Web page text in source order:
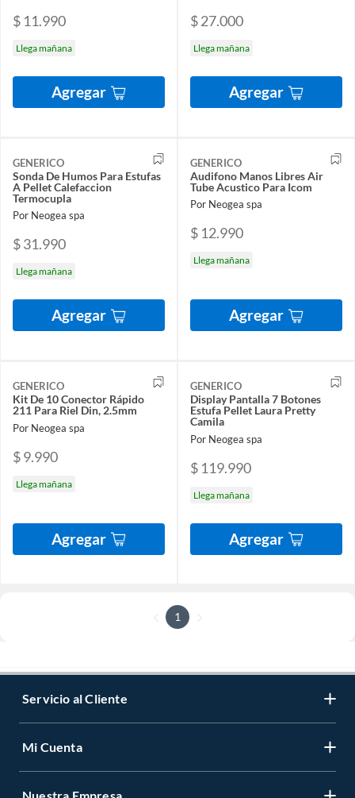
$ 11.990
Llega mañana
Agregar
$ 27.000
Llega mañana
Agregar
GENERICO
Sonda De Humos Para Estufas
A Pellet Calefaccion
Termocupla
Por Neogea spa
$ 31.990
Llega mañana
Agregar
GENERICO
Audifono Manos Libres Air
Tube Acustico Para Icom
Por Neogea spa
$ 12.990
Llega mañana
Agregar
GENERICO
Kit De 10 Conector Rápido
211 Para Riel Din, 2.5mm
Por Neogea spa
$ 9.990
Llega mañana
Agregar
GENERICO
Display Pantalla 7 Botones
Estufa Pellet Laura Pretty
Camila
Por Neogea spa
$ 119.990
Llega mañana
Agregar
1
Servicio al Cliente
Mi Cuenta
Nuestra Empresa